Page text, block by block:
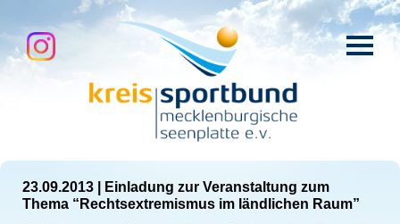
23.09.2013
Einladung zur Veranstaltung zum
Thema “Rechtsextremismus im ländlichen Raum”